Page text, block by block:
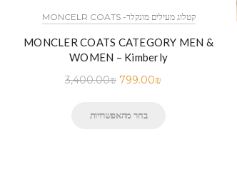
MONCELR COATS -קטלוג מעילים מונקלר
MONCLER COATS CATEGORY MEN &
WOMEN – Kimberly
3,400.00₪ 799.00₪
בחר מהאפשרויות